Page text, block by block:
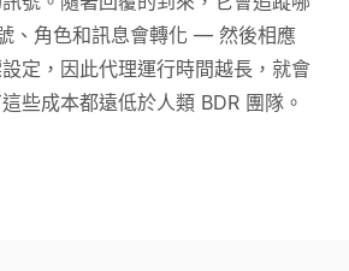
、角色和訊息會轉化 — 然後相應
定，因此代理運行時間越長，就會
些成本都遠低於人類 BDR 團隊。